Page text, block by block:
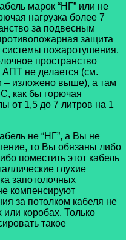
марок “НГ” или не
нагрузка более 7
за подвесным
защита
пожаротушения.
пространство
не делается (см.
– изложено выше), а там
как бы горючая
от 1,5 до 7 литров на 1
не “НГ”, а Вы не
то Вы обязаны либо
поместить этот кабель
глухие
запотолочных
компенсируют
за потолком кабеля не
или коробах. Только
такое